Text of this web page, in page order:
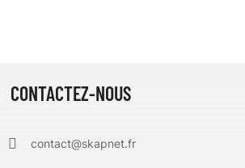
CONTACTEZ-NOUS
contact@skapnet.fr